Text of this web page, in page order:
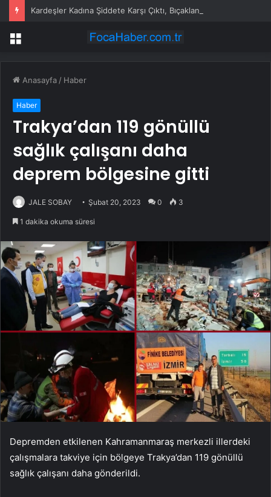
Kardeşler Kadına Şiddete Karşı Çıktı, Bıçaklandı
Menü
Anasayfa / Haber
Haber
Trakya’dan 119 gönüllü
sağlık çalışanı daha
deprem bölgesine gitti
JALE SOBAY Şubat 20, 2023 0 3
1 dakika okuma süresi
Depremden etkilenen Kahramanmaraş merkezli illerdeki
çalışmalara takviye için bölgeye Trakya’dan 119 gönüllü
sağlık çalışanı daha gönderildi.